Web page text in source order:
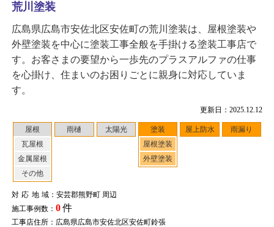
更新日：2025.12.12
屋根
瓦屋根
金属屋根
その他
雨樋 太陽光
塗装
屋根塗装
外壁塗装
屋上防水 雨漏り
対応地域：安芸郡熊野町 周辺
施工事例数： 0件
工事店住所：広島県広島市安佐北区安佐町鈴張
荒川塗装
広島県広島市安佐北区安佐町の荒川塗装は、屋根塗装や
外壁塗装を中心に塗装工事全般を手掛ける塗装工事店で
す。お客さまの要望から一歩先のプラスアルファの仕事
を心掛け、住まいのお困りごとに親身に対応していま
す。